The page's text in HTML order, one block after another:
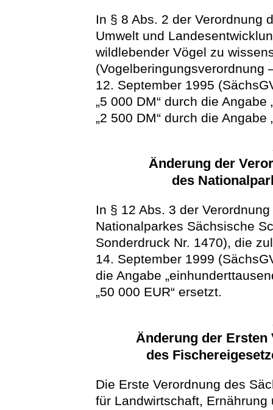
In § 8 Abs. 2 der Verordnung
Umwelt und
wildlebender Vögel zu
(Vogelberingungsverordnung
12. September 1995
„5 000 DM“ durch die
„2 500 DM“ durch die Angabe
Änderung der
des
In § 12 Abs. 3 der
Nationalparkes Sächsische
Sonderdruck Nr. 1470), die
14. September 1999
die Angabe
„50 000 EUR“ ersetzt.
Änderung der
des
Die Erste Verordnung des
für Landwirtschaft, Ernährung